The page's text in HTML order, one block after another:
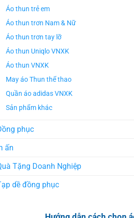
Áo thun trẻ em
Áo thun trơn Nam & Nữ
Áo thun trơn tay lỡ
Áo thun Uniqlo VNXK
Áo thun VNXK
May áo Thun thể thao
Quần áo adidas VNXK
Sản phẩm khác
phục
ấn
Tặng Doanh Nghiệp
dề đồng phục